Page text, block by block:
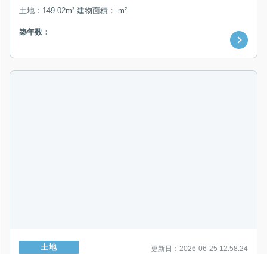
土地：149.02m² 建物面積：-m²
築年数：
土地 更新日：2026-06-25 12:58:24